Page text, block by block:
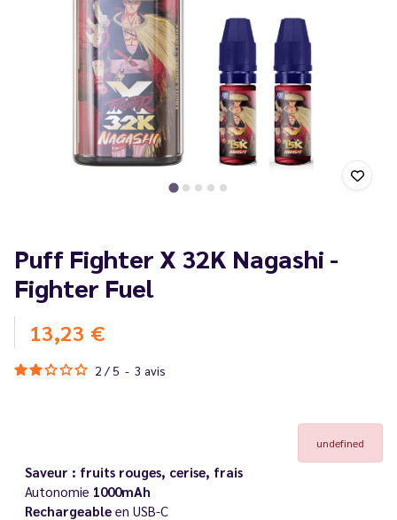
Puff Fighter X 32K Nagashi -
Fighter Fuel
13,23 €
2 / 5 - 3 avis
undefined
Saveur : fruits rouges, cerise, frais
Autonomie 1000mAh
Rechargeable en USB-C